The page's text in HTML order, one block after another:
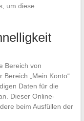
um diese
Bereich von
„Mein Konto“
Daten für die
Dieser Online-
beim Ausfüllen der